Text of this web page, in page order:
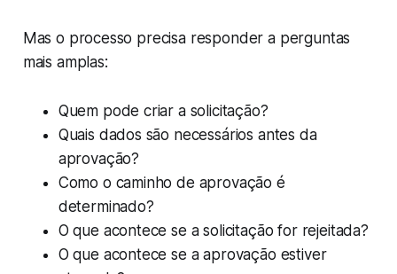
Mas o processo precisa responder a perguntas
mais amplas:
Quem pode criar a solicitação?
Quais dados são necessários antes da
aprovação?
Como o caminho de aprovação é
determinado?
O que acontece se a solicitação for rejeitada?
O que acontece se a aprovação estiver